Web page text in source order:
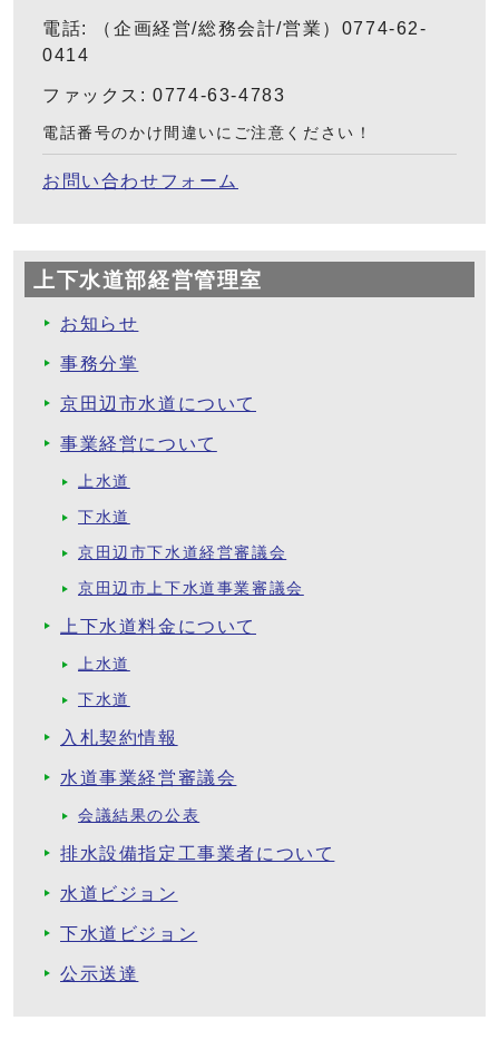
電話: （企画経営/総務会計/営業）0774-62-
0414
ファックス: 0774-63-4783
電話番号のかけ間違いにご注意ください！
お問い合わせフォーム
上下水道部経営管理室
お知らせ
事務分掌
京田辺市水道について
事業経営について
上水道
下水道
京田辺市下水道経営審議会
京田辺市上下水道事業審議会
上下水道料金について
上水道
下水道
入札契約情報
水道事業経営審議会
会議結果の公表
排水設備指定工事業者について
水道ビジョン
下水道ビジョン
公示送達